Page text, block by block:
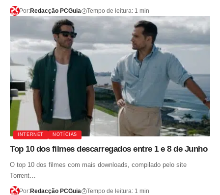
Por:Redacção PCGuia Tempo de leitura: 1 min
INTERNET NOTÍCIAS
Top 10 dos filmes descarregados entre 1 e 8 de Junho
O top 10 dos filmes com mais downloads, compilado pelo site
Torrent…
Por:Redacção PCGuia Tempo de leitura: 1 min